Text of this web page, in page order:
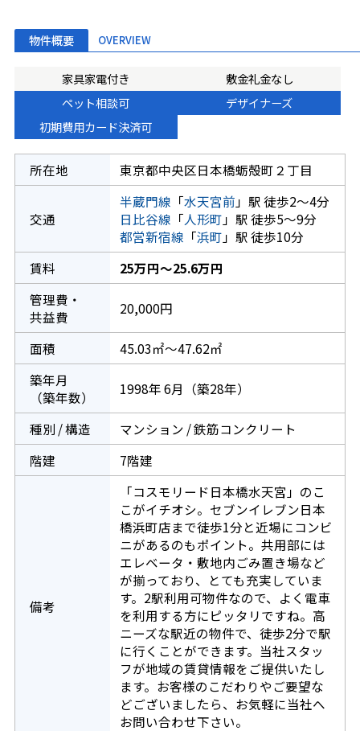
物件概要 OVERVIEW
家具家電付き
敷金礼金なし
ペット相談可
デザイナーズ
初期費用カード決済可
所在地 東京都中央区日本橋蛎殻町２丁目
交通
半蔵門線 「水天宮前 」駅 徒歩2～4分
日比谷線 「人形町 」駅 徒歩5～9分
都営新宿線 「浜町 」駅 徒歩10分
賃料
25万円～25.6万円
管理費・
共益費
20,000円
面積
45.03㎡～47.62㎡
築年月
（築年数）
1998年 6月（築28年）
種別 / 構造
マンション / 鉄筋コンクリート
階建
7階建
備考
「コスモリード日本橋水天宮」のこ
こがイチオシ。セブンイレブン日本
橋浜町店まで徒歩1分と近場にコンビ
ニがあるのもポイント。共用部には
エレベータ・敷地内ごみ置き場など
が揃っており、とても充実していま
す。2駅利用可物件なので、よく電車
を利用する方にピッタリですね。高
ニーズな駅近の物件で、徒歩2分で駅
に行くことができます。当社スタッ
フが地域の賃貸情報をご提供いたし
ます。お客様のこだわりやご要望な
どございましたら、お気軽に当社へ
お問い合わせ下さい。